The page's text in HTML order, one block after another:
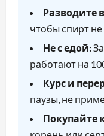
Разводите
чтобы спирт
Не с едой:
работают на
Курс и
паузы, не
Покупайте